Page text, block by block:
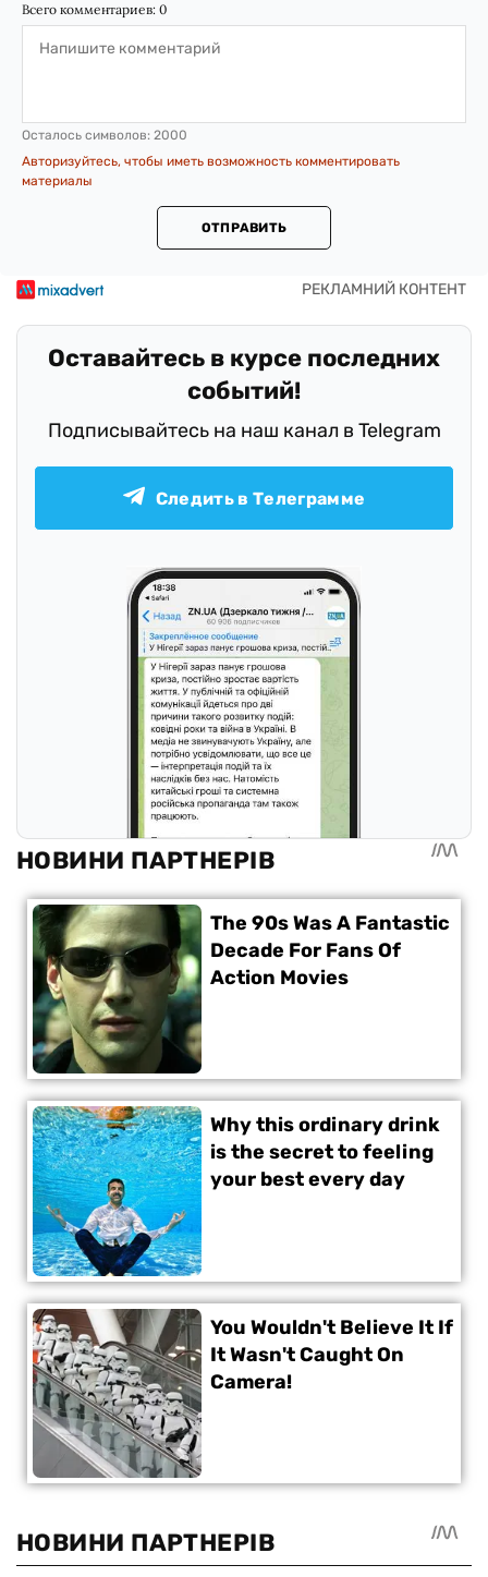
Всего комментариев: 0
Осталось символов: 2000
Авторизуйтесь, чтобы иметь возможность комментировать
материалы
ОТПРАВИТЬ
Оставайтесь в курсе последних
событий!
Подписывайтесь на наш канал в Telegram
Следить в Телеграмме